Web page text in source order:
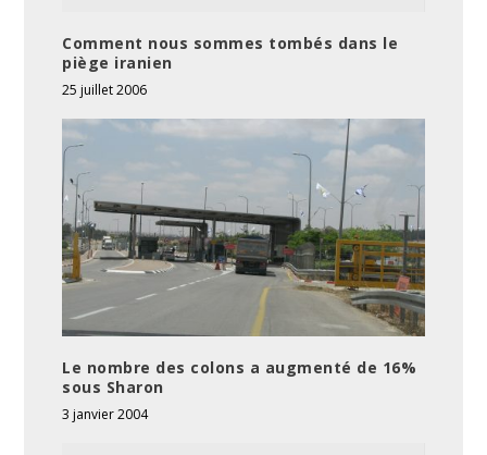
Comment nous sommes tombés dans le
piège iranien
25 juillet 2006
Le nombre des colons a augmenté de 16%
sous Sharon
3 janvier 2004